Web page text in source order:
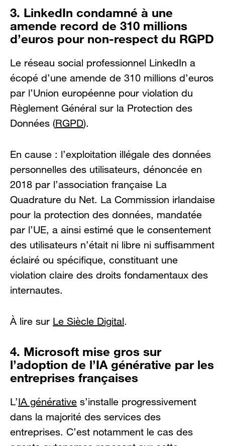
3. LinkedIn condamné à une
amende record de 310 millions
d’euros pour non-respect du RGPD
Le réseau social professionnel LinkedIn a
écopé d’une amende de 310 millions d’euros
par l’Union européenne pour violation du
Règlement Général sur la Protection des
Données (RGPD).
En cause : l’exploitation illégale des données
personnelles des utilisateurs, dénoncée en
2018 par l’association française La
Quadrature du Net. La Commission irlandaise
pour la protection des données, mandatée
par l’UE, a ainsi estimé que le consentement
des utilisateurs n’était ni libre ni suffisamment
éclairé ou spécifique, constituant une
violation claire des droits fondamentaux des
internautes.
À lire sur Le Siècle Digital.
4. Microsoft mise gros sur
l’adoption de l’IA générative par les
entreprises françaises
L’IA générative s’installe progressivement
dans la majorité des services des
entreprises. C’est notamment le cas des